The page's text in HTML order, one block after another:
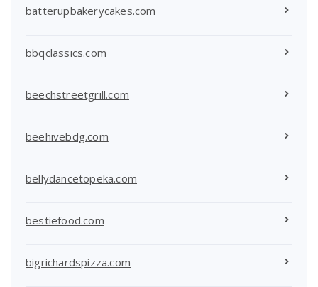
batterupbakerycakes.com
bbqclassics.com
beechstreetgrill.com
beehivebdg.com
bellydancetopeka.com
bestiefood.com
bigrichardspizza.com